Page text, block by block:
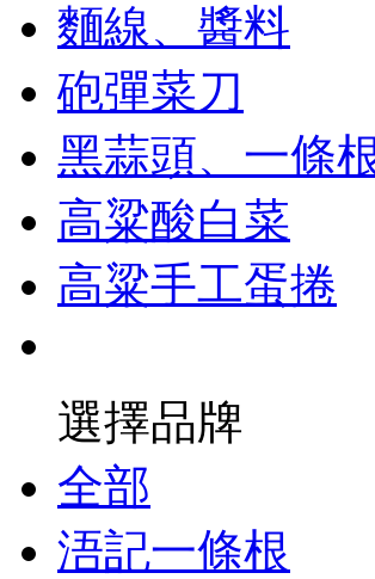
麵線、醬料
砲彈菜刀
黑蒜頭、一條
高粱酸白菜
高粱手工蛋捲
選擇品牌
全部
浯記一條根